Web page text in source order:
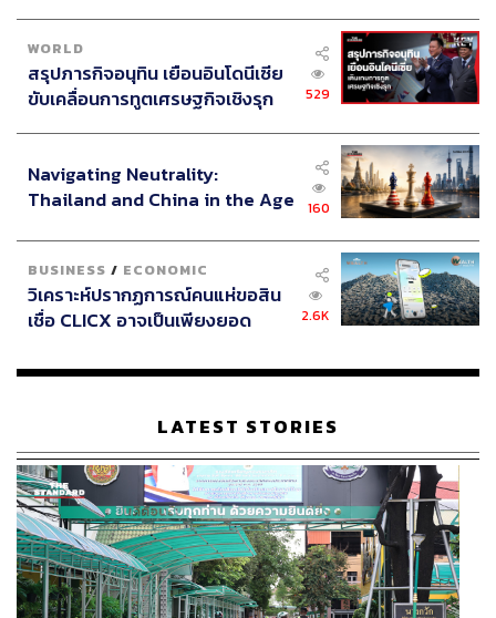
WORLD
สรุปภารกิจอนุทิน เยือนอินโดนีเซีย
ขับเคลื่อนการทูตเศรษฐกิจเชิงรุก
529
Navigating Neutrality:
Thailand and China in the Age
160
BUSINESS / ECONOMIC
วิเคราะห์ปรากฏการณ์คนแห่ขอสิน
เชื่อ CLICX อาจเป็นเพียงยอด
เรือนไทยที่ถูกซุกไว้
2.6K
LATEST STORIES